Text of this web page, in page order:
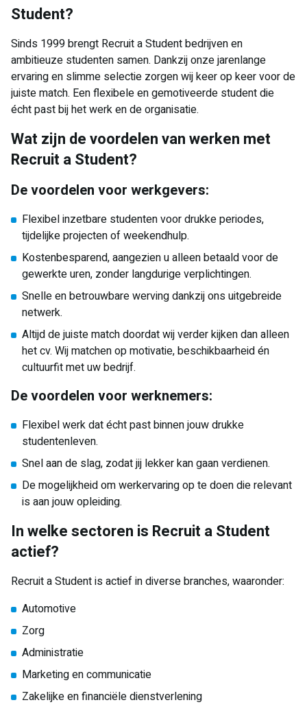
Student?
Sinds 1999 brengt Recruit a Student bedrijven en
ambitieuze studenten samen. Dankzij onze jarenlange
ervaring en slimme selectie zorgen wij keer op keer voor de
juiste match. Een flexibele en gemotiveerde student die
écht past bij het werk en de organisatie.
Wat zijn de voordelen van werken met
Recruit a Student?
De voordelen voor werkgevers:
Flexibel inzetbare studenten voor drukke periodes,
tijdelijke projecten of weekendhulp.
Kostenbesparend, aangezien u alleen betaald voor de
gewerkte uren, zonder langdurige verplichtingen.
Snelle en betrouwbare werving dankzij ons uitgebreide
netwerk.
Altijd de juiste match doordat wij verder kijken dan alleen
het cv. Wij matchen op motivatie, beschikbaarheid én
cultuurfit met uw bedrijf.
De voordelen voor werknemers:
Flexibel werk dat écht past binnen jouw drukke
studentenleven.
Snel aan de slag, zodat jij lekker kan gaan verdienen.
De mogelijkheid om werkervaring op te doen die relevant
is aan jouw opleiding.
In welke sectoren is Recruit a Student
actief?
Recruit a Student is actief in diverse branches, waaronder:
Automotive
Zorg
Administratie
Marketing en communicatie
Zakelijke en financiële dienstverlening